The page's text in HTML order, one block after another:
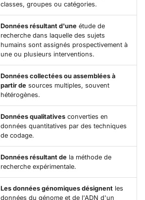
classes, groupes ou catégories.
Données résultant d'une étude de
recherche dans laquelle des sujets
humains sont assignés prospectivement à
une ou plusieurs interventions.
Données collectées ou assemblées à
partir de sources multiples, souvent
hétérogènes.
Données qualitatives converties en
données quantitatives par des techniques
de codage.
Données résultant de la méthode de
recherche expérimentale.
Les données génomiques désignent les
données du génome et de l'ADN d'un